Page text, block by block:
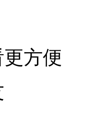
方便